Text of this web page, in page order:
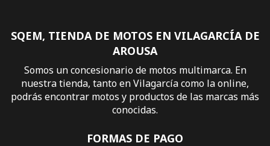
SQEM, TIENDA DE MOTOS EN VILAGARCÍA DE
AROUSA
Somos un concesionario de motos multimarca. En
nuestra tienda, tanto en Vilagarcía como la online,
podrás encontrar motos y productos de las marcas más
conocidas.
FORMAS DE PAGO